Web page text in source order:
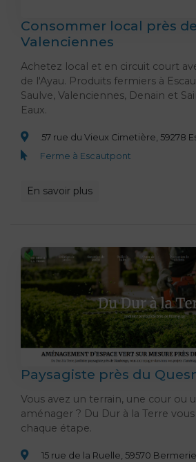
Consommer local près de
Valenciennes
Achetez local et en circuit court
de l'Ayau. Produits fermiers à
Saulve, Valenciennes, Denain et
Eaux.
57 rue du Vieux Cimetière, 59278
Ferme à Escautpont
En savoir plus
Paysagiste près du
Vous avez un terrain, une cour ou
aménager ? Du Dur à la Terre
chaque étape.
15 rue de la Ruelle, 59570